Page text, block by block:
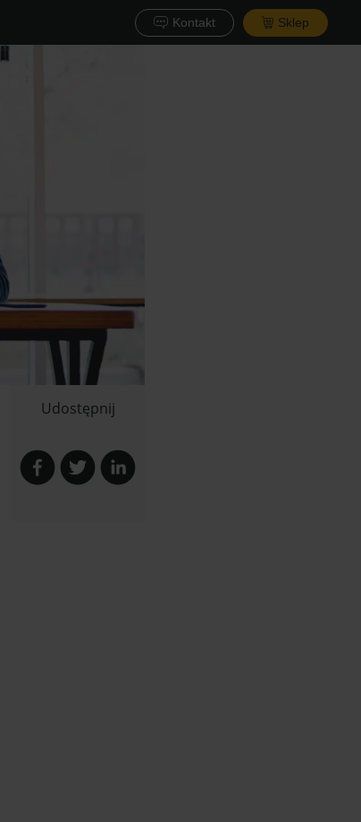
Kontakt Sklep
Udostępnij